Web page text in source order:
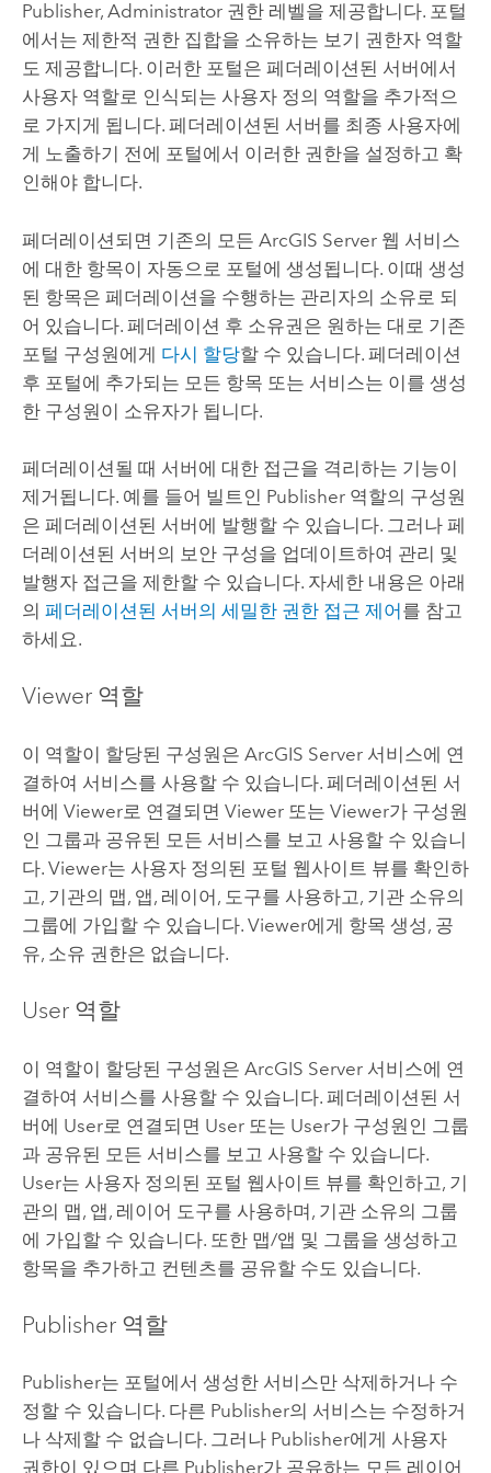
Publisher, Administrator 권한 레벨을 제공합니다. 포털
에서는 제한적 권한 집합을 소유하는 보기 권한자 역할
도 제공합니다. 이러한 포털은 페더레이션된 서버에서
사용자 역할로 인식되는 사용자 정의 역할을 추가적으
로 가지게 됩니다. 페더레이션된 서버를 최종 사용자에
게 노출하기 전에 포털에서 이러한 권한을 설정하고 확
인해야 합니다.
페더레이션되면 기존의 모든 ArcGIS Server웹 서비스
에 대한 항목이 자동으로 포털에 생성됩니다. 이때 생성
된 항목은 페더레이션을 수행하는 관리자의 소유로 되
어 있습니다. 페더레이션 후 소유권은 원하는 대로 기존
포털 구성원에게 다시 할당할 수 있습니다. 페더레이션
후 포털에 추가되는 모든 항목 또는 서비스는 이를 생성
한 구성원이 소유자가 됩니다.
페더레이션될 때 서버에 대한 접근을 격리하는 기능이
제거됩니다. 예를 들어 빌트인 Publisher 역할의 구성원
은 페더레이션된 서버에 발행할 수 있습니다. 그러나 페
더레이션된 서버의 보안 구성을 업데이트하여 관리 및
발행자 접근을 제한할 수 있습니다. 자세한 내용은 아래
의 페더레이션된 서버의 세밀한 권한 접근 제어 를 참고
하세요.
Viewer 역할
이 역할이 할당된 구성원은 ArcGIS Server서비스에 연
결하여 서비스를 사용할 수 있습니다. 페더레이션된 서
버에 Viewer로 연결되면 Viewer 또는 Viewer가 구성원
인 그룹과 공유된 모든 서비스를 보고 사용할 수 있습니
다. Viewer는 사용자 정의된 포털 웹사이트 뷰를 확인하
고, 기관의 맵, 앱, 레이어, 도구를 사용하고, 기관 소유의
그룹에 가입할 수 있습니다. Viewer에게 항목 생성, 공
유, 소유 권한은 없습니다.
User 역할
이 역할이 할당된 구성원은 ArcGIS Server서비스에 연
결하여 서비스를 사용할 수 있습니다. 페더레이션된 서
버에 User로 연결되면 User 또는 User가 구성원인 그룹
과 공유된 모든 서비스를 보고 사용할 수 있습니다.
User는 사용자 정의된 포털 웹사이트 뷰를 확인하고, 기
관의 맵, 앱, 레이어 도구를 사용하며, 기관 소유의 그룹
에 가입할 수 있습니다. 또한 맵/앱 및 그룹을 생성하고
항목을 추가하고 컨텐츠를 공유할 수도 있습니다.
Publisher 역할
Publisher는 포털에서 생성한 서비스만 삭제하거나 수
정할 수 있습니다. 다른 Publisher의 서비스는 수정하거
나 삭제할 수 없습니다. 그러나 Publisher에게 사용자
권한이 있으며 다른 Publisher가 공유하는 모든 레이어